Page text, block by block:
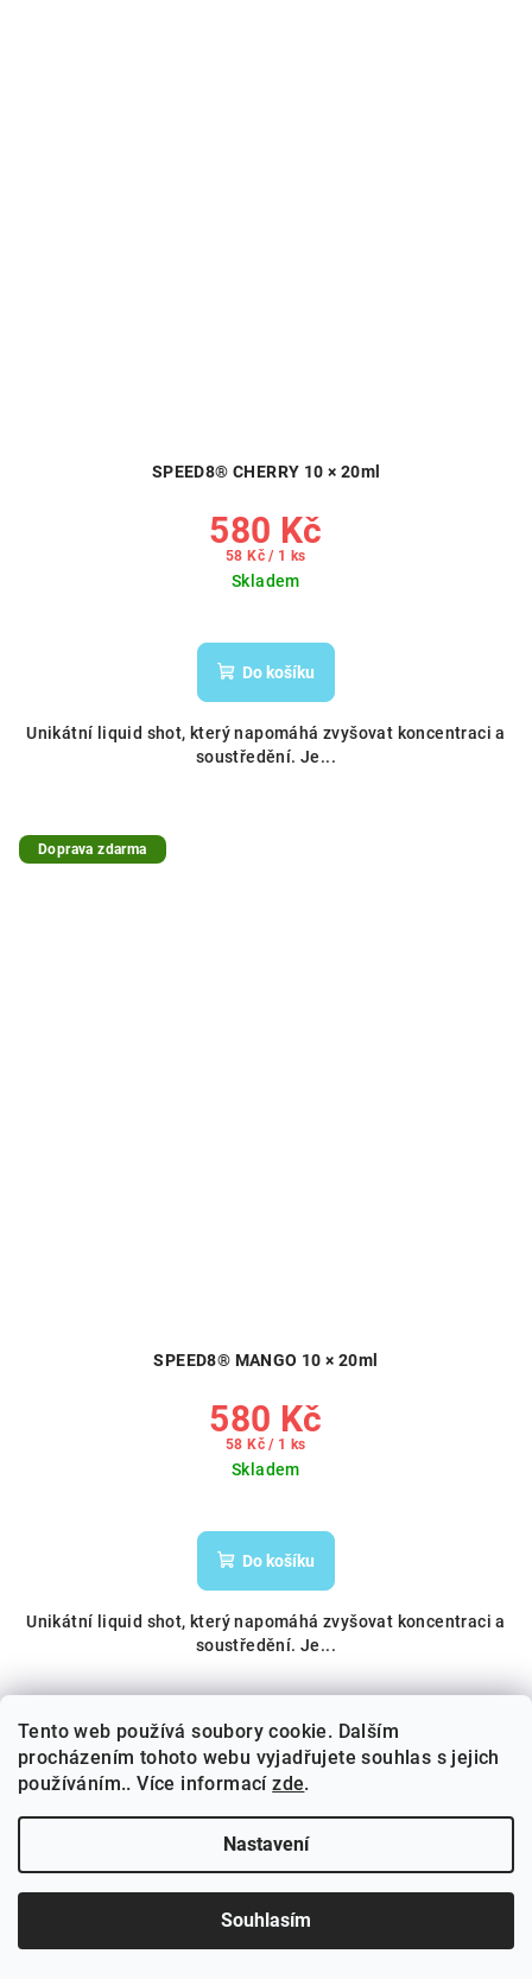
Tento web používá soubory cookie. Dalším
procházením tohoto webu vyjadřujete souhlas s jejich
používáním.. Více informacízde.
Nastavení
Souhlasím
SPEED8® CHERRY 10 × 20ml
580 Kč
Měrná
58 Kč / 1 ks
Skladem
Do košíku
Unikátní liquid shot, který napomáhá zvyšovat koncentraci a
soustředění. Je...
Doprava zdarma
SPEED8® MANGO 10 × 20ml
580 Kč
Měrná
58 Kč / 1 ks
Skladem
Do košíku
Unikátní liquid shot, který napomáhá zvyšovat koncentraci a
soustředění. Je...
Tip